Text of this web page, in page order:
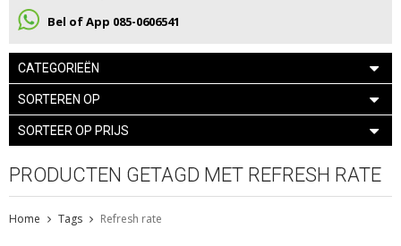
Bel of App 085-0606541
CATEGORIEËN
SORTEREN OP
SORTEER OP PRIJS
PRODUCTEN GETAGD MET REFRESH RATE
Home Tags Refresh rate